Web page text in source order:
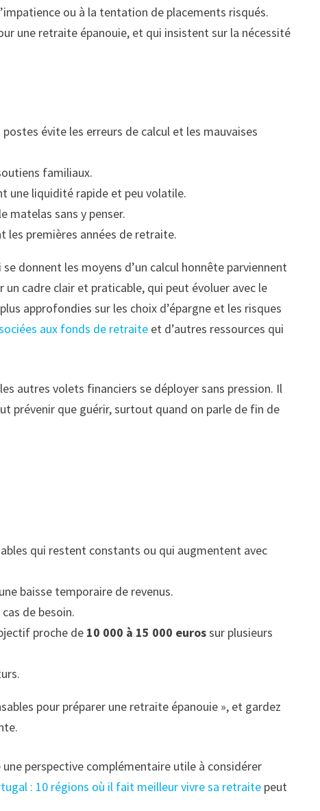
ou à la tentation de placements risqués.
une retraite épanouie, et qui insistent sur la nécessité
évite les erreurs de calcul et les mauvaises
familiaux.
une liquidité rapide et peu volatile.
matelas sans y penser.
les premières années de retraite.
donnent les moyens d’un calcul honnête parviennent
cadre clair et praticable, qui peut évoluer avec le
approfondies sur les choix d’épargne et les risques
aux fonds de retraite et d’autres ressources qui
autres volets financiers se déployer sans pression. Il
prévenir que guérir, surtout quand on parle de fin de
qui restent constants ou qui augmentent avec
baisse temporaire de revenus.
de besoin.
proche de 10 000 à 15 000 eurossur plusieurs
pour préparer une retraite épanouie », et gardez
perspective complémentaire utile à considérer
: 10 régions où il fait meilleur vivre sa retraite peut